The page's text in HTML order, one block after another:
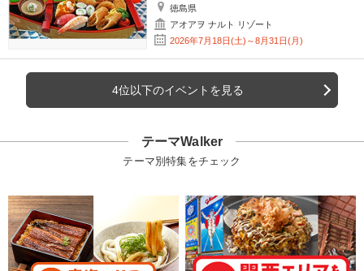
徳島県
アオアヲ ナルト リゾート
2026年7月18日(土)～8月31日(月)
4位以下のイベントを見る
テーマWalker
テーマ別特集をチェック